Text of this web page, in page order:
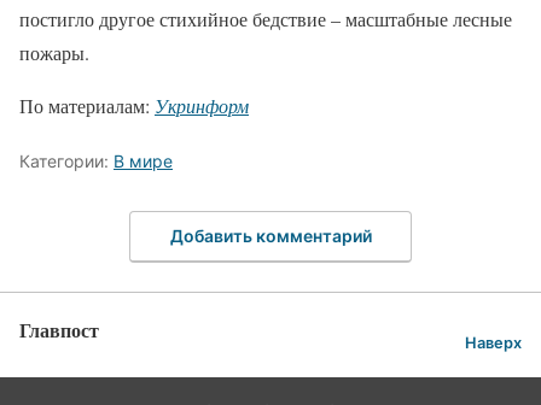
постигло другое стихийное бедствие – масштабные лесные
пожары.
По материалам: Укринформ
Категории: В мире
Добавить комментарий
Главпост Наверх